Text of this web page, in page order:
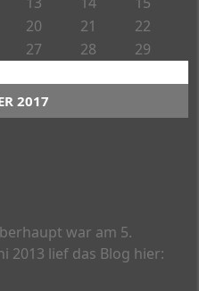
2017
20 21 22
27 28 29
war am 5.
2013 lief das Blog hier: